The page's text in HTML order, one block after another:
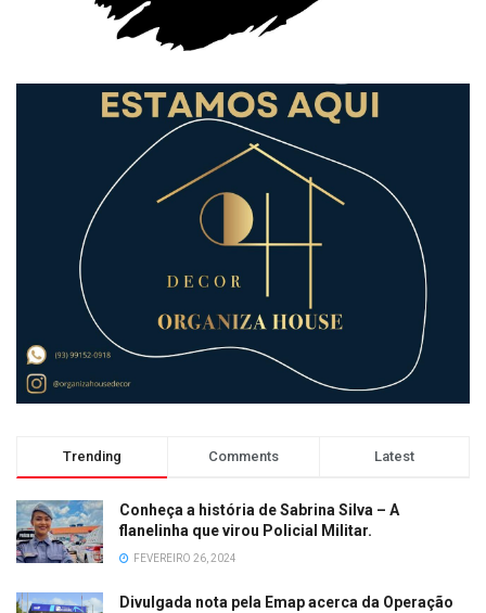
Trending Comments Latest
Conheça a história de Sabrina Silva – A
flanelinha que virou Policial Militar.
FEVEREIRO 26, 2024
Divulgada nota pela Emap acerca da Operação